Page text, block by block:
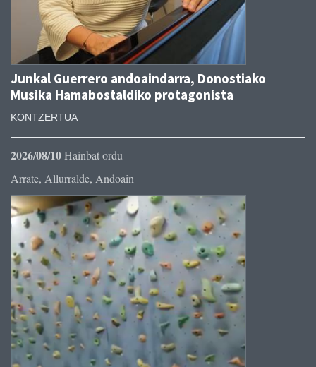
Junkal Guerrero andoaindarra, Donostiako
Musika Hamabostaldiko protagonista
KONTZERTUA
2026/08/10Hainbat ordu
Arrate, Allurralde, Andoain